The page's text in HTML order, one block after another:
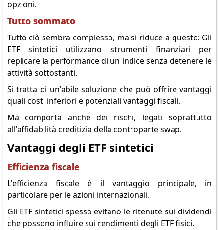
opzioni.
Tutto sommato
Tutto ciò sembra complesso, ma si riduce a questo: Gli
ETF sintetici utilizzano strumenti finanziari per
replicare la performance di un indice senza detenere le
attività sottostanti.
Si tratta di un'abile soluzione che può offrire vantaggi
quali costi inferiori e potenziali vantaggi fiscali.
Ma comporta anche dei rischi, legati soprattutto
all'affidabilità creditizia della controparte swap.
Vantaggi degli ETF sintetici
Efficienza fiscale
L'efficienza fiscale è il vantaggio principale, in
particolare per le azioni internazionali.
Gli ETF sintetici spesso evitano le ritenute sui dividendi
che possono influire sui rendimenti degli ETF fisici.